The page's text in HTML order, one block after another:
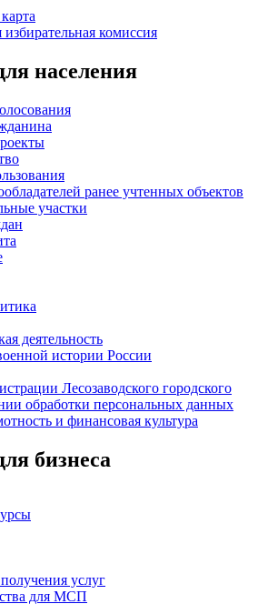
комиссия
населения
ранее учтенных объектов
участки
деятельность
истории России
Лесозаводского городского
обработки персональных данных
и финансовая культура
бизнеса
услуг
для МСП